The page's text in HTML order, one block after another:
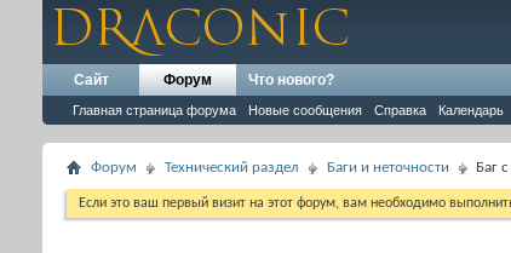
Сайт Форум
Главная страница форума Новые сообщения Справка Календарь
Что нового?
Форум Технический раздел Баги и неточности Баг
Если это ваш первый визит на этот форум, вам необходимо